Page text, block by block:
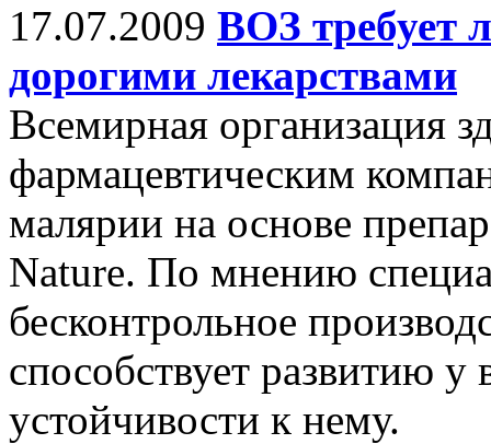
17.07.2009 ВОЗ требует
дорогими лекарствами
Всемирная организация
фармацевтическим
малярии на основе
Nature. По мнению
бесконтрольное
способствует развитию у
устойчивости к нему.